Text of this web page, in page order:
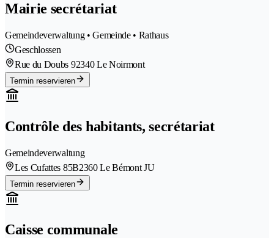
Mairie secrétariat
Gemeindeverwaltung • Gemeinde • Rathaus
Geschlossen
Rue du Doubs 92340 Le Noirmont
Termin reservieren
Contrôle des habitants, secrétariat
Gemeindeverwaltung
Les Cufattes 85B2360 Le Bémont JU
Termin reservieren
Caisse communale